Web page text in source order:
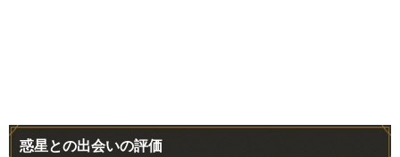
惑星との出会いの評価